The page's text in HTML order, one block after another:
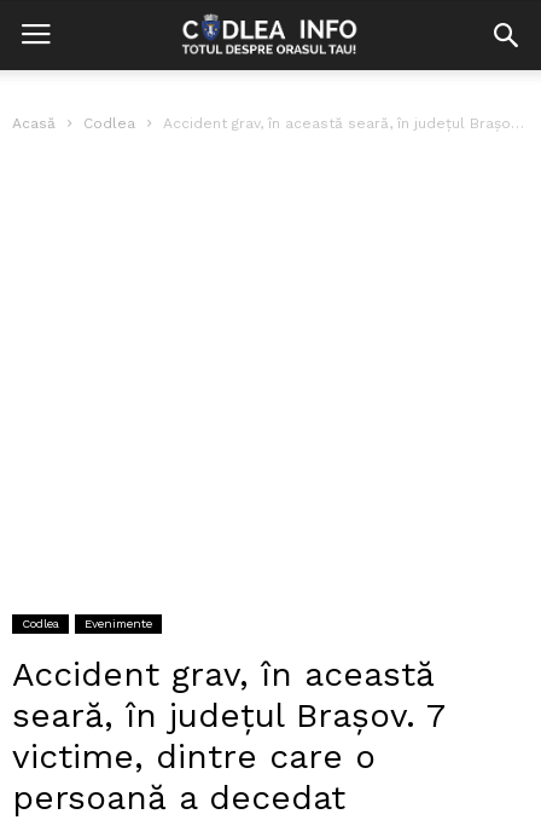
Acasă Codlea Accident grav, în această seară, în județul Brașov. 7 victime, dintre care...
Codlea Evenimente
Accident grav, în această
seară, în județul Brașov. 7
victime, dintre care o
persoană a decedat